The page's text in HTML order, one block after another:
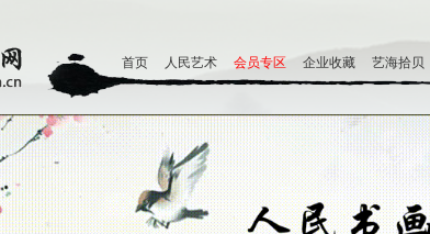
首页 人民艺术 会员专区 企业收藏 艺海拾贝